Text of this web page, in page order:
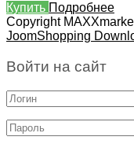
Купить Подробнее
Copyright
JoomShopping
Войти на сайт